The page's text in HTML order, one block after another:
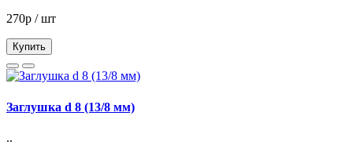
270р / шт
Купить
Заглушка d 8 (13/8 мм)
..